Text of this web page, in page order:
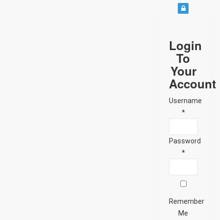
Login
To
Your
Account
Username
*
Password
*
Remember
Me